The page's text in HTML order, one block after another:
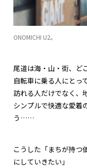
ONOMICHI U2。
尾道は海・山・街、ど
自転車に乗る人にとっ
訪れる人だけでなく、
シンプルで快適な愛着
う……
こうした「まちが持つ
にしていきたい」